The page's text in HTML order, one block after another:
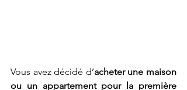
Vous avez décidé d’acheter une maison
ou un appartement pour la première